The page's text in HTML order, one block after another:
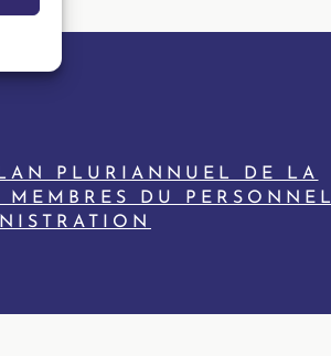
PLURIANNUEL DE LA
DU PERSONNEL